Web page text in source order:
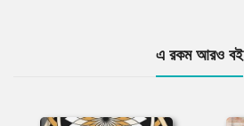
এ রকম আরও বই